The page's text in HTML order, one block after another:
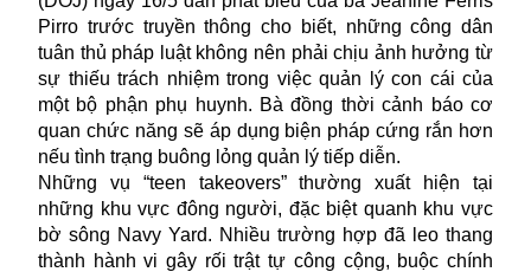
Pirro trước truyền thông cho biết, những công dân
tuân thủ pháp luật không nên phải chịu ảnh hưởng từ
sự thiếu trách nhiệm trong việc quản lý con cái của
một bộ phận phụ huynh. Bà đồng thời cảnh báo cơ
quan chức năng sẽ áp dụng biện pháp cứng rắn hơn
nếu tình trạng buông lỏng quản lý tiếp diễn.
Những vụ “teen takeovers” thường xuất hiện tại
những khu vực đông người, đặc biệt quanh khu vực
bờ sông Navy Yard. Nhiều trường hợp đã leo thang
thành hành vi gây rối trật tự công cộng, buộc chính